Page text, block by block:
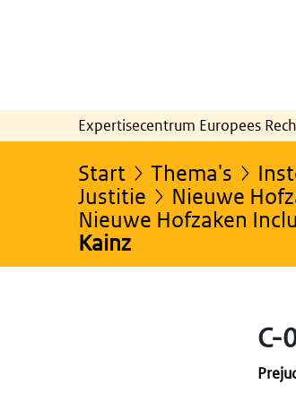
Expertisecentrum Europees
Start Thema's
Justitie
Nieuwe
Nieuwe Hofzaken
Kainz
C-